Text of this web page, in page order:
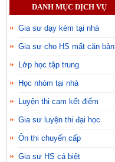
DANH MỤC DỊCH VỤ
Gia sư dạy kèm tại nhà
Gia sư cho HS mất căn bản
Lớp học tập trung
Học nhóm tại nhà
Luyện thi cam kết điểm
Gia sư luyện thi đại học
Ôn thi chuyển cấp
Gia sư HS cá biệt